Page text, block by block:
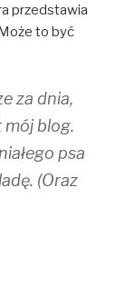
przedstawia
to być
za dnia,
blog.
psa
(Oraz